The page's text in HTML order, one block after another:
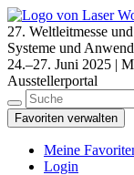
27. Weltleitmesse
Systeme und
24.–27. Juni 2025 |
Ausstellerportal
Favoriten verwalten
Meine
Login